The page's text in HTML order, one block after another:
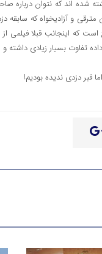
اند که نتوان درباره
مترقی و آزادیخواه که سابقه
که اینجانب قبلا فیلمی از
تفاوت بسیار زیادی داشته
قبر دزدی ندیده بودیم!